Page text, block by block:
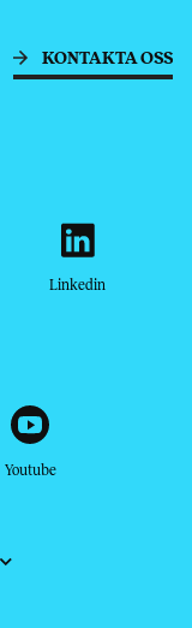
KONTAKTA OSS
Linkedin
Youtube